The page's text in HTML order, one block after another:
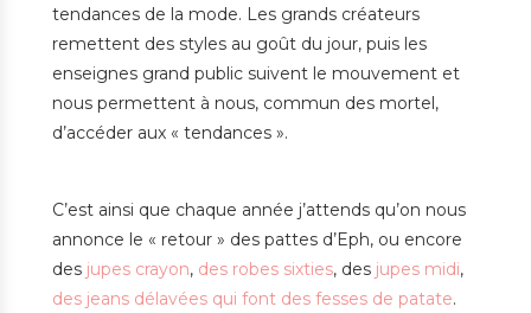
tendances de la mode. Les grands créateurs
remettent des styles au goût du jour, puis les
enseignes grand public suivent le mouvement et
nous permettent à nous, commun des mortel,
d’accéder aux « tendances ».
C’est ainsi que chaque année j’attends qu’on nous
annonce le « retour » des pattes d’Eph, ou encore
des jupes crayon, des robes sixties, des jupes midi,
des jeans délavées qui font des fesses de patate.